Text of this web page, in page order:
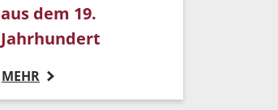
aus dem 19.
Jahrhundert
MEHR